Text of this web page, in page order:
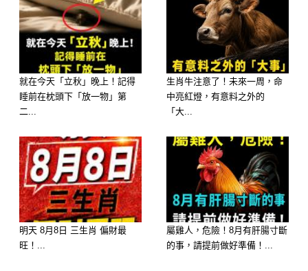
過面具底下是怎樣的臉孔，而只是把麵
具當做真正的臉孔來看待。 你完全不
想從負面去理解人心的複雜和陰暗。
在你的心中，總是陽光，積極和善良
的，你對任何人都不想抱有偏見，即使
受到了欺騙和愚弄，縱然很久才能反應
過來，你也會很快原諒對方。 這些年
來，欣賞你的朋友不少，居心不良的人
也不乏其人，不過也沒能改變你單純美
好的初心，所以你身邊還是有很多真心
相待的朋友一路陪伴。 你也算是傻人
就在今天「立秋」晚上！記得
睡前在枕頭下「放一物」第
二...
生肖牛注意了！未來一周，命
中亮紅燈，有意料之外的
「大...
明天 8月8日 三生肖 偏財最
旺！...
屬雞人，危險！8月有肝腸寸斷
的事，請提前做好準備！...